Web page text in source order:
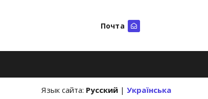
Почта
Язык сайта: Русский | Українська